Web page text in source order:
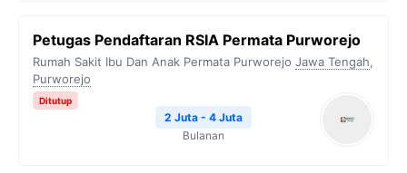
Petugas Pendaftaran RSIA Permata Purworejo
Rumah Sakit Ibu Dan Anak Permata Purworejo Jawa Tengah,
Purworejo
Ditutup
2 Juta - 4 Juta
Bulanan